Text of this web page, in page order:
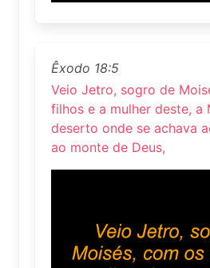
Êxodo 18:5
Veio Jetro, sogro de
filhos e a mulher deste, a
deserto onde se achava
ao monte de Deus,